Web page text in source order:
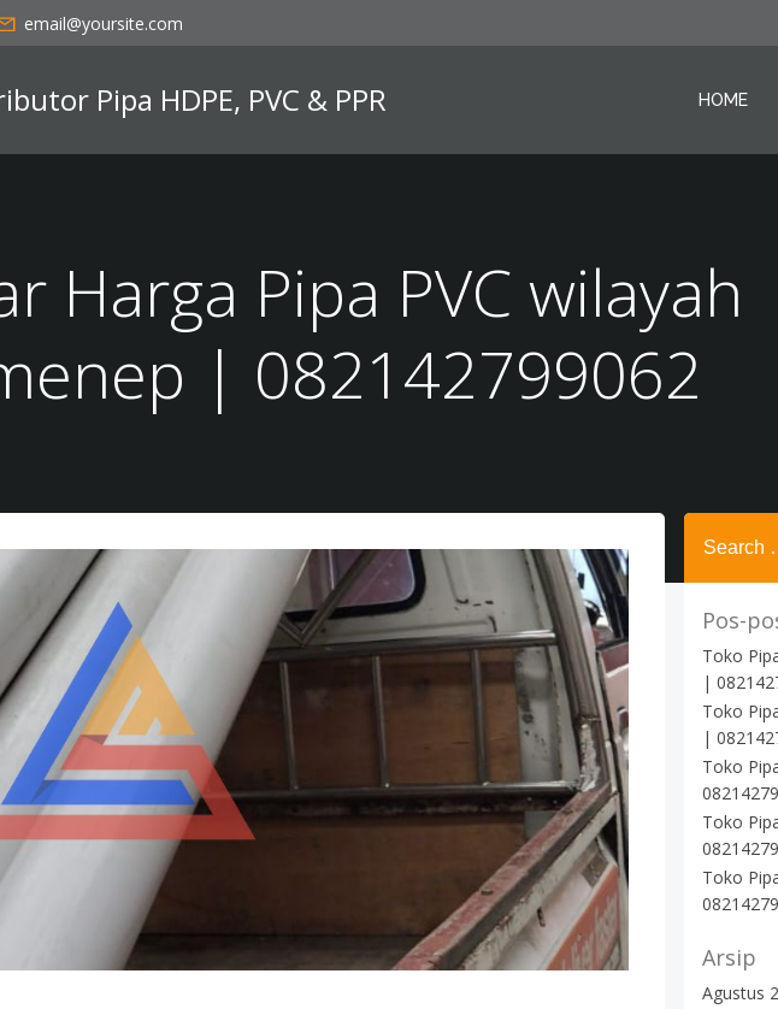
email@yoursite.com
Pipa HDPE, PVC & PPR HOME
Harga Pipa PVC wilayah
| 082142799062
Search
for:
Pos-
Toko
|
Toko
|
Toko
Toko
Toko
Arsip
Agustus